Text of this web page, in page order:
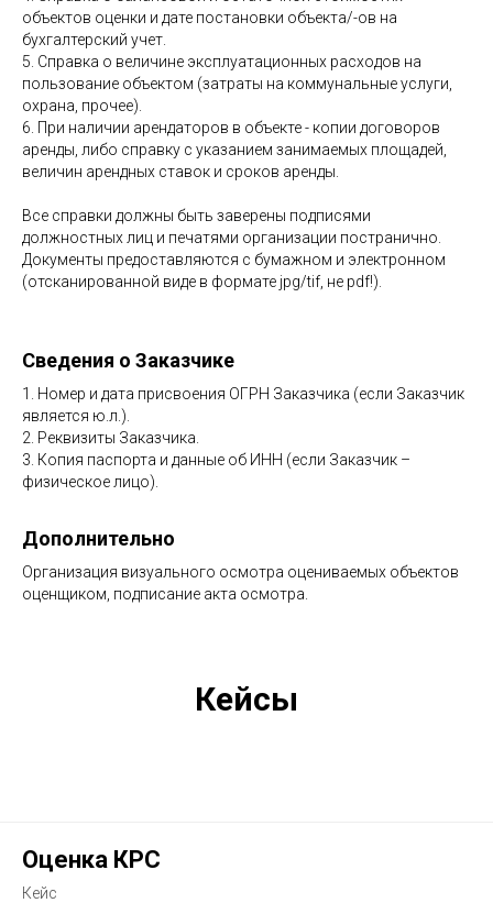
объектов оценки и дате постановки объекта/-ов на
бухгалтерский учет.
5. Справка о величине эксплуатационных расходов на
пользование объектом (затраты на коммунальные услуги,
охрана, прочее).
6. При наличии арендаторов в объекте - копии договоров
аренды, либо справку с указанием занимаемых площадей,
величин арендных ставок и сроков аренды.
Все справки должны быть заверены подписями
должностных лиц и печатями организации постранично.
Документы предоставляются с бумажном и электронном
(отсканированной виде в формате jpg/tif, не pdf!).
Сведения о Заказчике
1. Номер и дата присвоения ОГРН Заказчика (если Заказчик
является ю.л.).
2. Реквизиты Заказчика.
3. Копия паспорта и данные об ИНН (если Заказчик –
физическое лицо).
Дополнительно
Организация визуального осмотра оцениваемых объектов
оценщиком, подписание акта осмотра.
Кейсы
Оценка КРС
Кейс